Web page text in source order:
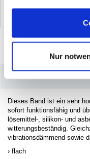
Nur
Dieses Band ist ein sehr
sofort funktionsfähig und
lösemittel-, silikon- und
witterungsbeständig.
vibrationsdämmend sowie
flach